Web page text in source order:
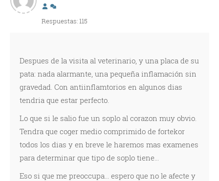
Respuestas: 115
Despues de la visita al veterinario, y una placa de su
pata: nada alarmante, una pequeña inflamación sin
gravedad. Con antiinflamtorios en algunos dias
tendria que estar perfecto.
Lo que si le salio fue un soplo al corazon muy obvio.
Tendra que coger medio comprimido de fortekor
todos los dias y en breve le haremos mas examenes
para determinar que tipo de soplo tiene...
Eso si que me preoccupa... espero que no le afecte y